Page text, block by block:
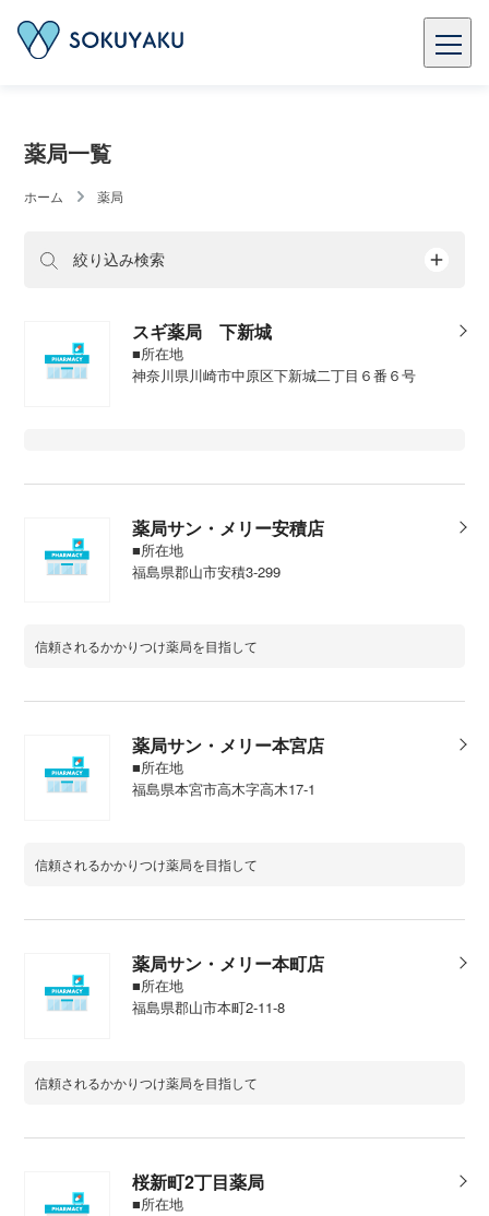
薬局一覧
ホーム 薬局
絞り込み検索
スギ薬局 下新城
■所在地
神奈川県川崎市中原区下新城二丁目６番６号
薬局サン・メリー安積店
■所在地
福島県郡山市安積3-299
信頼されるかかりつけ薬局を目指して
薬局サン・メリー本宮店
■所在地
福島県本宮市高木字高木17-1
信頼されるかかりつけ薬局を目指して
薬局サン・メリー本町店
■所在地
福島県郡山市本町2-11-8
信頼されるかかりつけ薬局を目指して
桜新町2丁目薬局
■所在地